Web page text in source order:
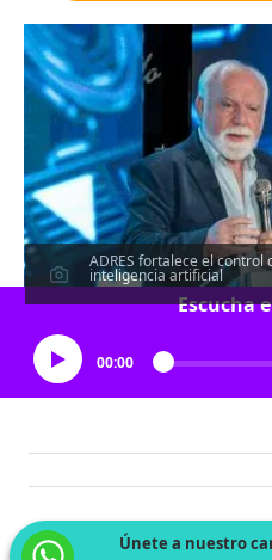
ADRES fortalece el control
inteligencia artificial
Escucha
00:00
Únete a nuestro